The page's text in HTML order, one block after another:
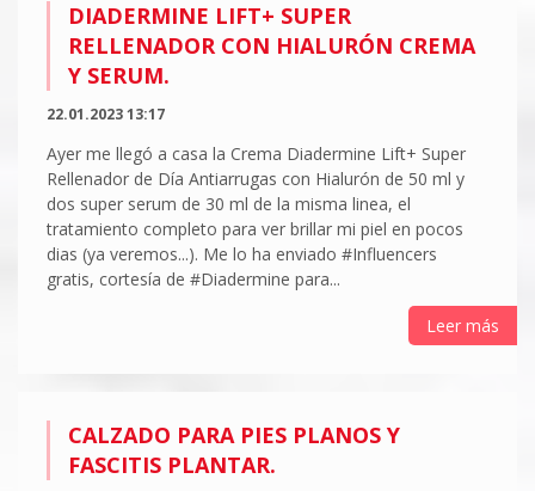
DIADERMINE LIFT+ SUPER
RELLENADOR CON HIALURÓN CREMA
Y SERUM.
22.01.2023 13:17
Ayer me llegó a casa la Crema Diadermine Lift+ Super
Rellenador de Día Antiarrugas con Hialurón de 50 ml y
dos super serum de 30 ml de la misma linea, el
tratamiento completo para ver brillar mi piel en pocos
dias (ya veremos...). Me lo ha enviado #Influencers
gratis, cortesía de #Diadermine para...
Leer más
CALZADO PARA PIES PLANOS Y
FASCITIS PLANTAR.